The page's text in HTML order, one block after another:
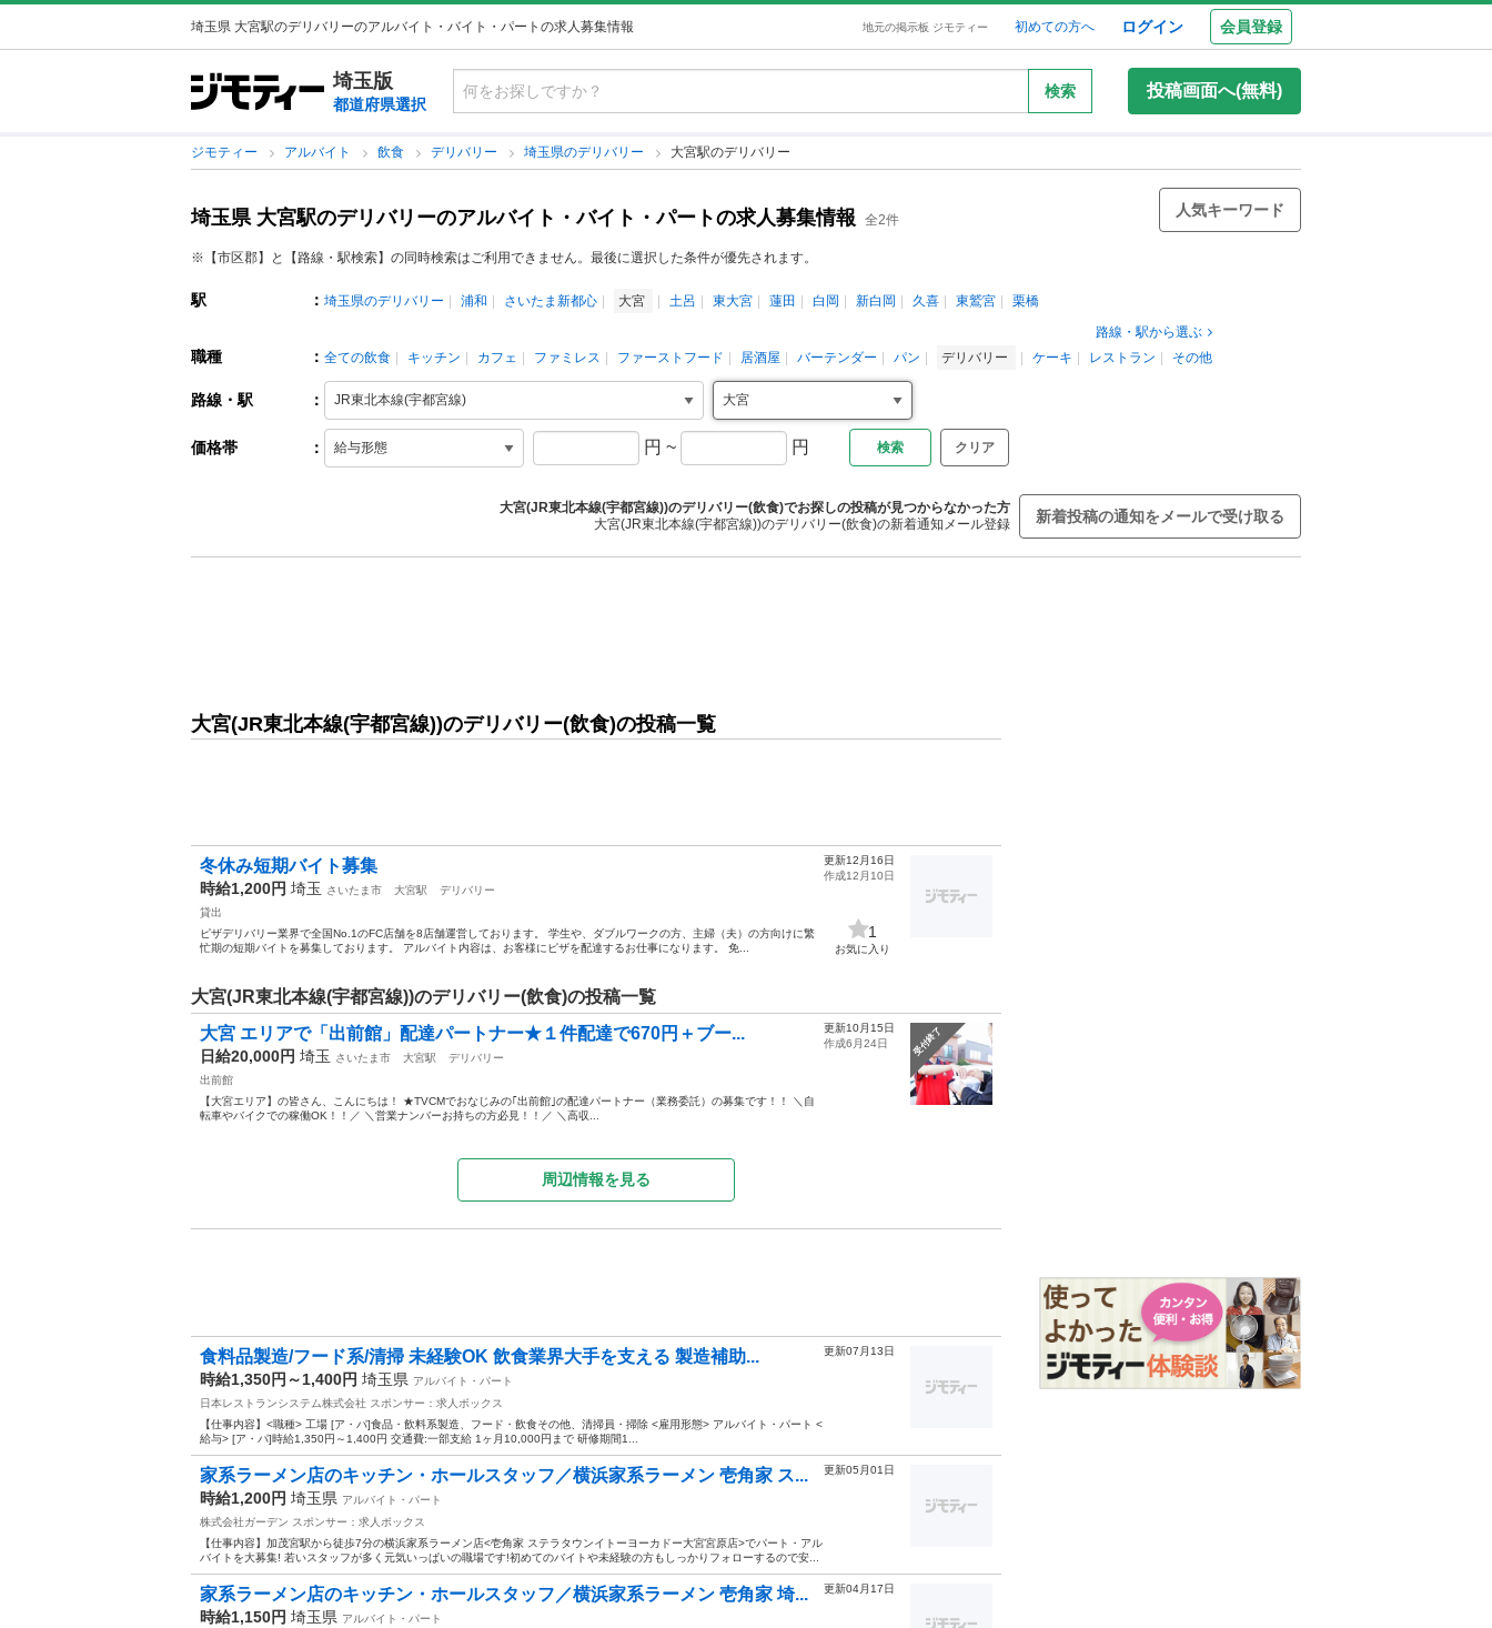
埼玉県 大宮駅のデリバリーのアルバイト・バイト・パートの求人募集情報 地元の掲示板 ジモティー 初めての方へ ログイン 会員登録
埼玉版
都道府県選択
検索 投稿画面へ(無料)
ジモティー アルバイト 飲食 デリバリー 埼玉県のデリバリー 大宮駅のデリバリー
埼玉県 大宮駅のデリバリーのアルバイト・バイト・パートの求人募集情報 全2件
人気キーワード
※【市区郡】と【路線・駅検索】の同時検索はご利用できません。最後に選択した条件が優先されます。
駅 ： 埼玉県のデリバリー 浦和 さいたま新都心 大宮 土呂 東大宮 蓮田 白岡 新白岡 久喜 東鷲宮
栗橋
路線・駅から選ぶ
職種 ： 全ての飲食 キッチン カフェ ファミレス ファーストフード 居酒屋 バーテンダー パン デリバリー ケーキ レストラン その他
路線・駅 ：
価格帯 ： 円 ~ 円 クリア
大宮(JR東北本線(宇都宮線))のデリバリー(飲食)でお探しの投稿が見つからなかった方
大宮(JR東北本線(宇都宮線))のデリバリー(飲食)の新着通知メール登録
新着投稿の通知をメールで受け取る
大宮(JR東北本線(宇都宮線))のデリバリー(飲食)の投稿一覧
冬休み短期バイト募集
時給1,200円 埼玉 さいたま市 大宮駅
デリバリー
貸出
ピザデリバリー業界で全国No.1のFC店舗を8店舗運営しております。 学生や、ダブルワークの方、主婦（夫）の方向けに繁
忙期の短期バイトを募集しております。 アルバイト内容は、お客様にピザを配達するお仕事になります。 免...
更新12月16日
作成12月10日
1
お気に入り
大宮(JR東北本線(宇都宮線))のデリバリー(飲食)の投稿一覧
受付終了
大宮 エリアで「出前館」配達パートナー★１件配達で670円＋ブー...
日給20,000円 埼玉 さいたま市 大宮駅
デリバリー
出前館
【大宮エリア】の皆さん、こんにちは！ ★TVCMでおなじみの｢出前館｣の配達パートナー（業務委託）の募集です！！ ＼自
転車やバイクでの稼働OK！！／ ＼営業ナンバーお持ちの方必見！！／ ＼高収...
更新10月15日
作成6月24日
周辺情報を見る
食料品製造/フード系/清掃 未経験OK 飲食業界大手を支える 製造補助...
時給1,350円～1,400円 埼玉県 アルバイト・パート
日本レストランシステム株式会社 スポンサー：求人ボックス
【仕事内容】<職種> 工場 [ア・パ]食品・飲料系製造、フード・飲食その他、清掃員・掃除 <雇用形態> アルバイト・パート <
給与> [ア・パ]時給1,350円～1,400円 交通費:一部支給 1ヶ月10,000円まで 研修期間1...
更新07月13日
家系ラーメン店のキッチン・ホールスタッフ／横浜家系ラーメン 壱角家 ス...
時給1,200円 埼玉県 アルバイト・パート
株式会社ガーデン スポンサー：求人ボックス
【仕事内容】加茂宮駅から徒歩7分の横浜家系ラーメン店<壱角家 ステラタウンイトーヨーカドー大宮宮原店>でパート・アル
バイトを大募集! 若いスタッフが多く元気いっぱいの職場です!初めてのバイトや未経験の方もしっかりフォローするので安...
更新05月01日
家系ラーメン店のキッチン・ホールスタッフ／横浜家系ラーメン 壱角家 埼...
時給1,150円 埼玉県 アルバイト・パート
更新04月17日